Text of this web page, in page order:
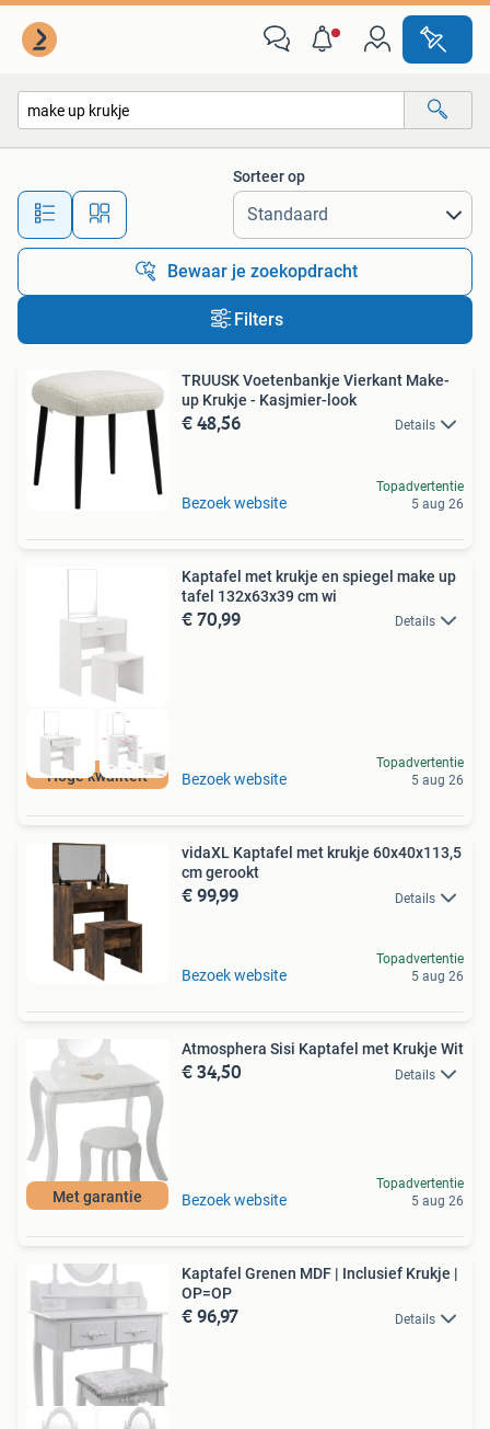
Alle afstanden…
Sorteer op
Bewaar je zoekopdracht
Filters
TRUUSK Voetenbankje Vierkant Make-
up Krukje - Kasjmier-look
€ 48,56 Details
Bezoek website
Topadvertentie
5 aug 26
Hoge kwaliteit
Kaptafel met krukje en spiegel make up
tafel 132x63x39 cm wi
€ 70,99 Details
Bezoek website
Topadvertentie
5 aug 26
vidaXL Kaptafel met krukje 60x40x113,5
cm gerookt
€ 99,99 Details
Bezoek website
Topadvertentie
5 aug 26
Met garantie
Atmosphera Sisi Kaptafel met Krukje Wit
€ 34,50 Details
Bezoek website
Topadvertentie
5 aug 26
Kaptafel Grenen MDF | Inclusief Krukje |
OP=OP
€ 96,97 Details